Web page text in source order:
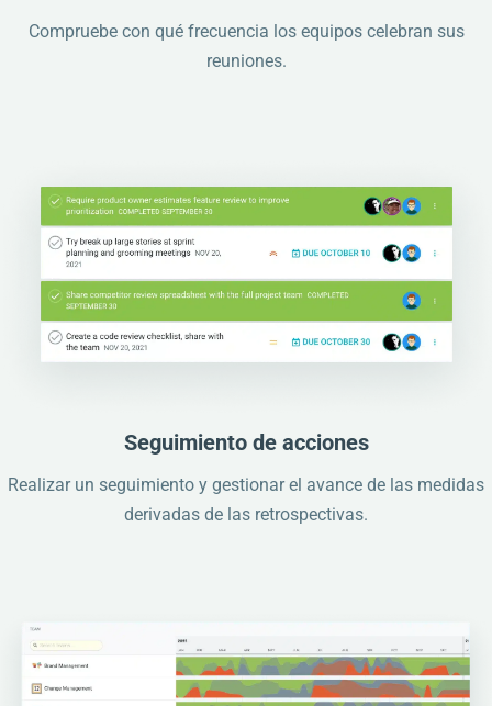
Compruebe con qué frecuencia los equipos celebran sus
reuniones.
Seguimiento de acciones
Realizar un seguimiento y gestionar el avance de las medidas
derivadas de las retrospectivas.